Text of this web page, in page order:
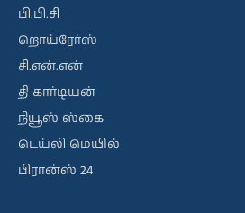
பி.பி.சி
றொய்ரேர்ஸ்
சி.என்.என்
தி கார்டியன்
நியூஸ் ஸ்கை
டெய்லி மெயில்
பிரான்ஸ் 24